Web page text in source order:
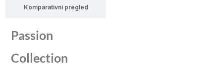
Komparativni pregled
Passion
Collection